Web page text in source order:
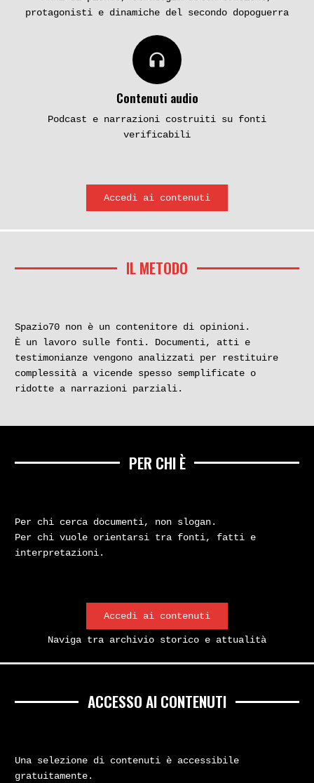
protagonisti e dinamiche del secondo dopoguerra
headphones
Contenuti audio
Podcast e narrazioni costruiti su fonti
verificabili
Accedi ai contenuti
IL METODO
Spazio70 non è un contenitore di opinioni.
È un lavoro sulle fonti. Documenti, atti e
testimonianze vengono analizzati per restituire
complessità a vicende spesso semplificate o
ridotte a narrazioni parziali.
PER CHI È
Per chi cerca documenti, non slogan.
Per chi vuole orientarsi tra fonti, fatti e
interpretazioni.
Accedi ai contenuti
Naviga tra archivio storico e attualità
ACCESSO AI CONTENUTI
Una selezione di contenuti è accessibile
gratuitamente.